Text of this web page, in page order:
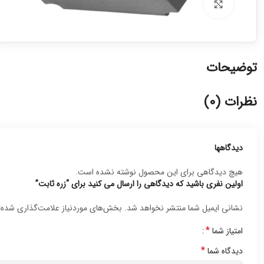
برای بزرگنمایی کلیک کنید
توضیحات
نظرات (0)
دیدگاهها
هیچ دیدگاهی برای این محصول نوشته نشده است.
اولین نفری باشید که دیدگاهی را ارسال می کنید برای “زره ثابت”
نشانی ایمیل شما منتشر نخواهد شد. بخش‌های موردنیاز علامت‌گذاری
امتیاز شما*
دیدگاه شما*